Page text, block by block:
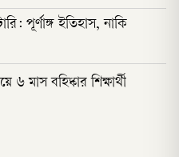
পূর্ণাঙ্গ ইতিহাস, নাকি
৬ মাস বহিষ্কার শিক্ষার্থী